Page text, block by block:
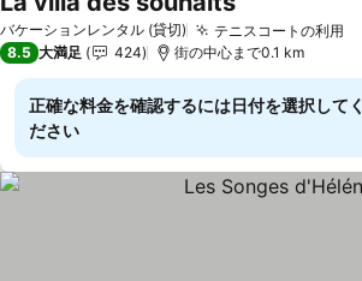
バケーションレンタル (貸切) テニスコートの利用
料金を表示
8.5 大満足 424 街の中心まで0.1 km
正確な料金を確認するには日付を選択してく
ださい